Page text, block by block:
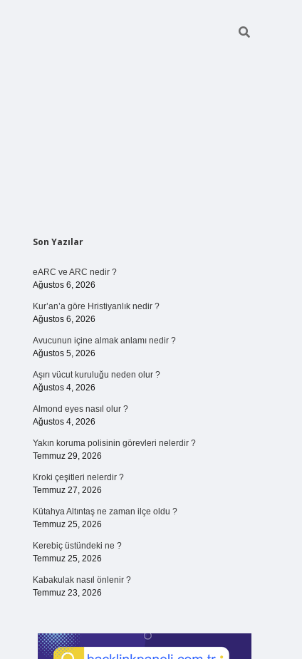
Sidebar
Son Yazılar
eARC ve ARC nedir ?
Ağustos 6, 2026
Kur’an’a göre Hristiyanlık nedir ?
Ağustos 6, 2026
Avucunun içine almak anlamı nedir ?
Ağustos 5, 2026
Aşırı vücut kuruluğu neden olur ?
Ağustos 4, 2026
Almond eyes nasıl olur ?
Ağustos 4, 2026
Yakın koruma polisinin görevleri nelerdir ?
Temmuz 29, 2026
Kroki çeşitleri nelerdir ?
Temmuz 27, 2026
Kütahya Altıntaş ne zaman ilçe oldu ?
Temmuz 25, 2026
Kerebiç üstündeki ne ?
Temmuz 25, 2026
Kabakulak nasıl önlenir ?
Temmuz 23, 2026